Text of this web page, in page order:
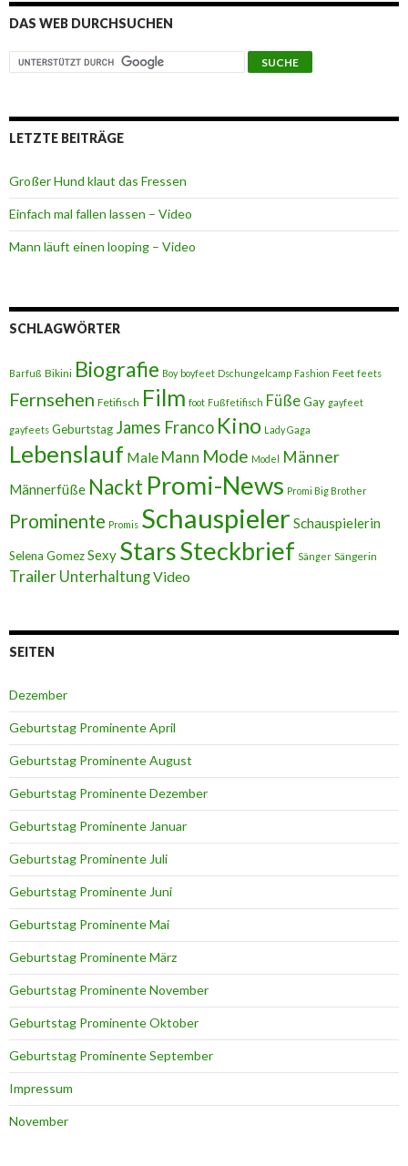
DAS WEB DURCHSUCHEN
LETZTE BEITRÄGE
Großer Hund klaut das Fressen
Einfach mal fallen lassen – Video
Mann läuft einen looping – Video
SCHLAGWÖRTER
Barfuß Bikini Biografie Boy boyfeet Dschungelcamp Fashion Feet feets
Fernsehen Fetifisch Film foot Fußfetifisch FüßeGay gayfeet
gayfeets Geburtstag James Franco Kino Lady Gaga
Lebenslauf Male Mann Mode Model Männer
Männerfüße Nackt Promi-News Promi Big Brother
Prominente Promis Schauspieler Schauspielerin
Selena GomezSexy StarsSteckbrief Sänger Sängerin
Trailer UnterhaltungVideo
SEITEN
Dezember
Geburtstag Prominente April
Geburtstag Prominente August
Geburtstag Prominente Dezember
Geburtstag Prominente Januar
Geburtstag Prominente Juli
Geburtstag Prominente Juni
Geburtstag Prominente Mai
Geburtstag Prominente März
Geburtstag Prominente November
Geburtstag Prominente Oktober
Geburtstag Prominente September
Impressum
November